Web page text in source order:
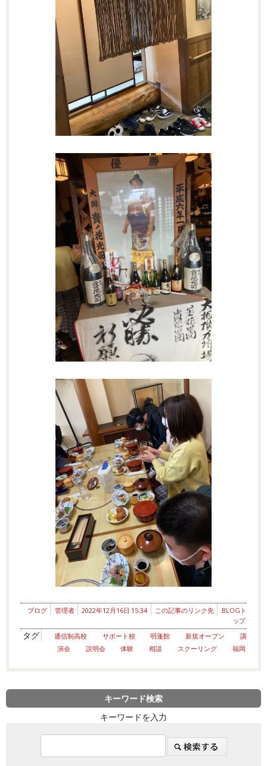
ブログ 管理者 2022年12月16日 15:34 この記事のリンク先
BLOGト
ップ
タグ 通信制高校 サポート校 明蓬館 新規オープン
講
演会
説明会 体験 相談 スクーリング 福岡
キーワード検索
キーワードを入力